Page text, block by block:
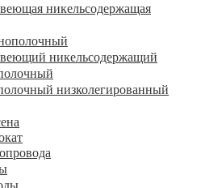
никельсодержащая
никельсодержащий
низколегированный